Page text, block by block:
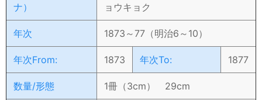
ナ）
ョウキョク
年次 1873～77（明治6～10）
年次From: 1873 年次To: 1877
数量/形態 1冊（3cm） 29cm